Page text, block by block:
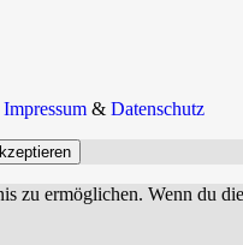
Impressum & Datenschutz
zu ermöglichen. Wenn du